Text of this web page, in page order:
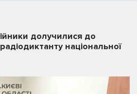
долучилися до
національної